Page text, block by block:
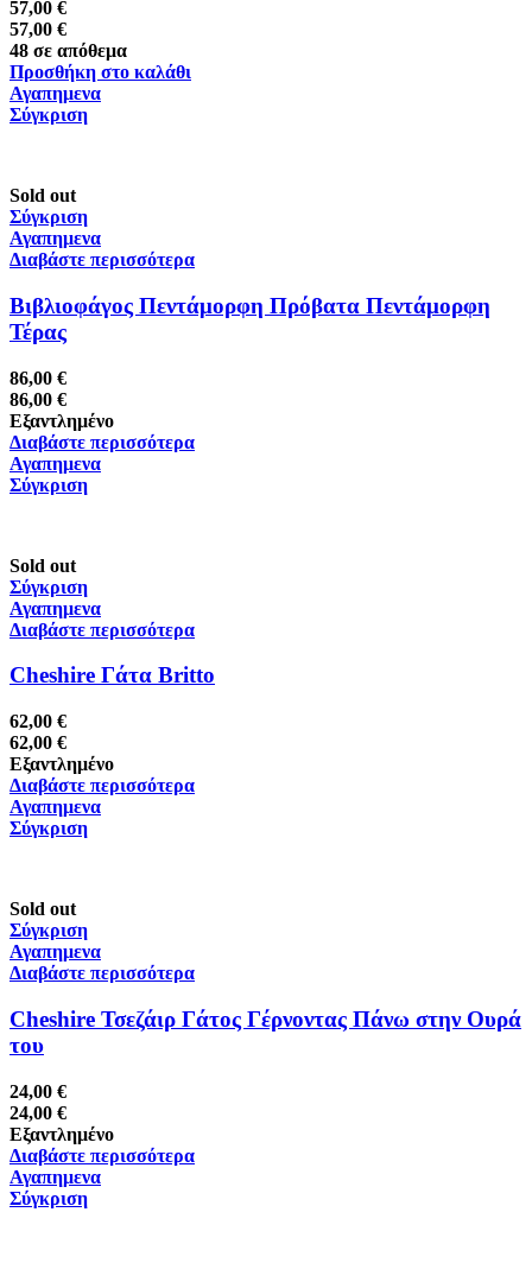
57,00 €
57,00 €
48 σε απόθεμα
Προσθήκη στο καλάθι
Αγαπημενα
Σύγκριση
Sold out
Σύγκριση
Αγαπημενα
Διαβάστε περισσότερα
Bιβλιοφάγος Πεντάμορφη Πρόβατα Πεντάμορφη
Τέρας
86,00 €
86,00 €
Εξαντλημένο
Διαβάστε περισσότερα
Αγαπημενα
Σύγκριση
Sold out
Σύγκριση
Αγαπημενα
Διαβάστε περισσότερα
Cheshire Γάτα Britto
62,00 €
62,00 €
Εξαντλημένο
Διαβάστε περισσότερα
Αγαπημενα
Σύγκριση
Sold out
Σύγκριση
Αγαπημενα
Διαβάστε περισσότερα
Cheshire Τσεζάιρ Γάτος Γέρνοντας Πάνω στην Ουρά
του
24,00 €
24,00 €
Εξαντλημένο
Διαβάστε περισσότερα
Αγαπημενα
Σύγκριση